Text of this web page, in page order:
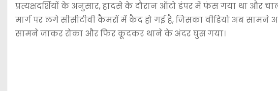
प्रत्यक्षदर्शियों के अनुसार, हादसे के दौरान ऑटो डंपर में फंस गया था और
मार्ग पर लगे सीसीटीवी कैमरों में कैद हो गई है, जिसका वीडियो अब
सामने जाकर रोका और फिर कूदकर थाने के अंदर घुस गया।